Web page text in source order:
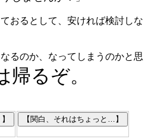
おるとして、安ければ検討しな
るのか、なってしまうのかと思
帰るぞ。